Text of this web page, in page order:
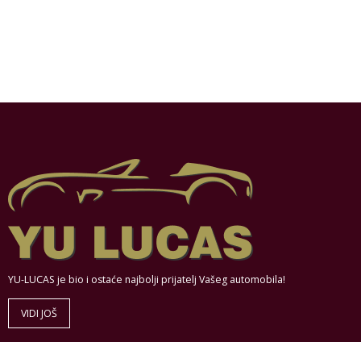
YU-LUCAS je bio i ostaće najbolji prijatelj Vašeg automobila!
VIDI JOŠ